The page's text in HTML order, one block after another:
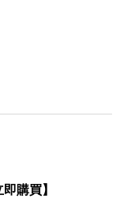
購買】